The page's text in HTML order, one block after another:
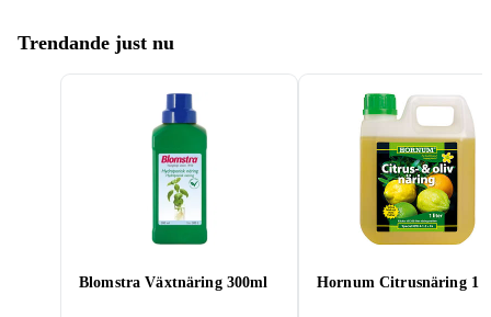
Trendande just nu
Blomstra Växtnäring 300ml Hornum Citrusnäring 1